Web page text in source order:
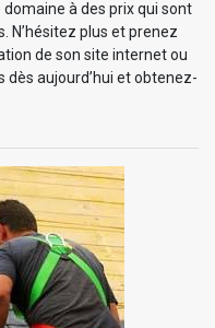
domaine à des prix qui sont
N’hésitez plus et prenez
de son site internet ou
dès aujourd’hui et obtenez-